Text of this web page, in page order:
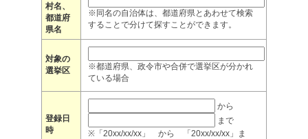
村名、
都道府
県名
※同名の自治体は、都道府県とあわせて検索
することで分けて探すことができます。
対象の
選挙区
※都道府県、政令市や合併で選挙区が分かれ
ている場合
登録日
時
から
まで
※「20xx/xx/xx」 から 「20xx/xx/xx」ま